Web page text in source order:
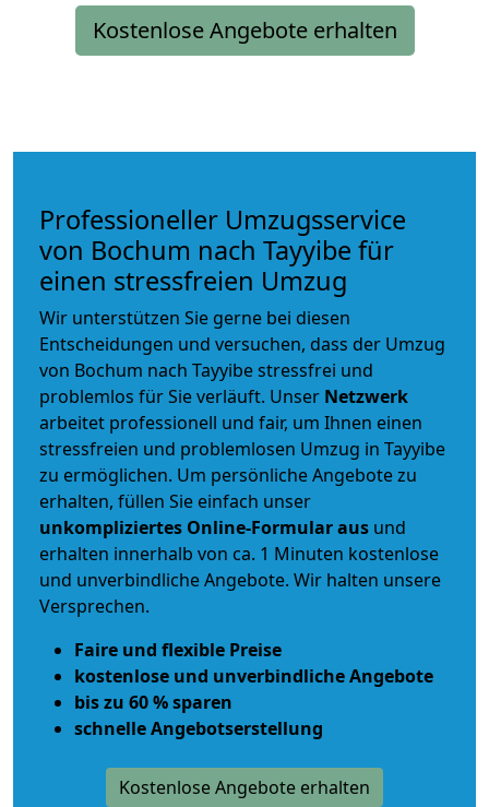
Kostenlose Angebote erhalten
Professioneller Umzugsservice
von Bochum nach Tayyibe für
einen stressfreien Umzug
Wir unterstützen Sie gerne bei diesen
Entscheidungen und versuchen, dass der Umzug
von Bochum nach Tayyibe stressfrei und
problemlos für Sie verläuft. Unser Netzwerk
arbeitet professionell und fair, um Ihnen einen
stressfreien und problemlosen Umzug in Tayyibe
zu ermöglichen. Um persönliche Angebote zu
erhalten, füllen Sie einfach unser
unkompliziertes Online-Formular aus und
erhalten innerhalb von ca. 1 Minuten kostenlose
und unverbindliche Angebote. Wir halten unsere
Versprechen.
Faire und flexible Preise
kostenlose und unverbindliche Angebote
bis zu 60 % sparen
schnelle Angebotserstellung
Kostenlose Angebote erhalten